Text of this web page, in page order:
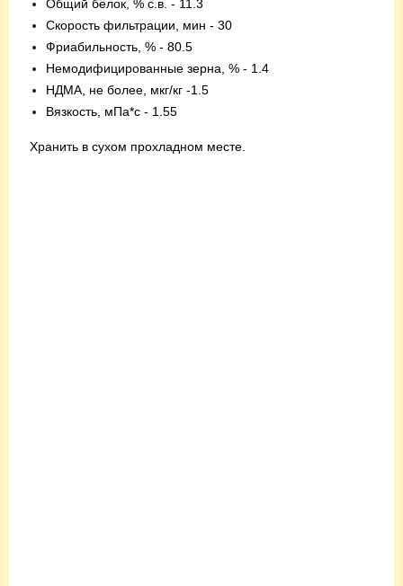
Общий белок, % с.в. - 11.3
Скорость фильтрации, мин - 30
Фриабильность, % - 80.5
Немодифицированные зерна, % - 1.4
НДМА, не более, мкг/кг -1.5
Вязкость, мПа*с - 1.55
Хранить в сухом прохладном месте.